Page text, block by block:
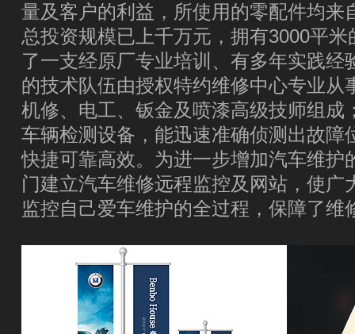
量及客户的利益，所使用的零配件均来
总投资规模已上千万元，拥有3000平
了一支经原厂专业培训、有多年实践经
的技术队伍由授权特约维修中心专业从
机修、电工、钣金及喷漆高级技师组成
车辆检测设备，能迅速准确侦测出故障
快捷可靠高效。为进一步增加汽车维护
门建立汽车维修远程监控及网站，使广
监控自己爱车维护的全过程，保障了维